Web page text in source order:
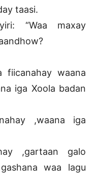
taasi.
“Waa maxay
fiicanahay waana
iga Xoola badan
,waana iga
,gartaan galo
waa lagu